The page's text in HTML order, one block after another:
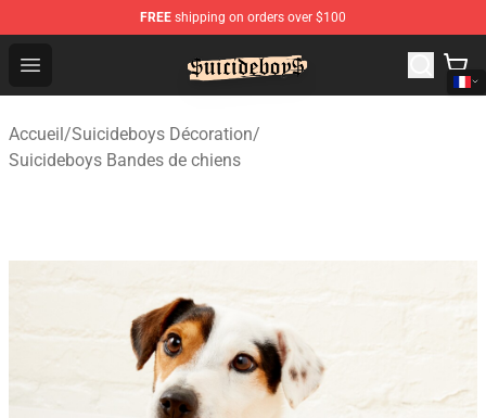
FREE shipping on orders over $100
Open menu
$uicideboy$ Shop - Official $uicideboy$ Merchandise
Accueil/Suicideboys Décoration/
Suicideboys Bandes de chiens